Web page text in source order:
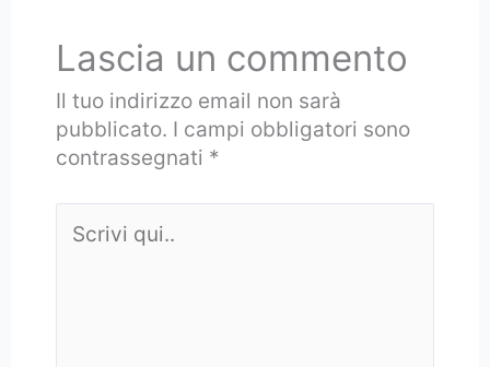
Lascia un commento
Il tuo indirizzo email non sarà
pubblicato. I campi obbligatori sono
contrassegnati *
qui..